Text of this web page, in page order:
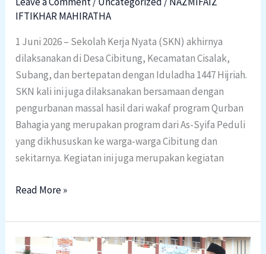
IFTIKHAR MAHIRATHA
1 Juni 2026 – Sekolah Kerja Nyata (SKN) akhirnya
dilaksanakan di Desa Cibitung, Kecamatan Cisalak,
Subang, dan bertepatan dengan Iduladha 1447 Hijriah.
SKN kali ini juga dilaksanakan bersamaan dengan
pengurbanan massal hasil dari wakaf program Qurban
Bahagia yang merupakan program dari As-Syifa Peduli
yang dikhususkan ke warga-warga Cibitung dan
sekitarnya. Kegiatan ini juga merupakan kegiatan
Cibitung
sebagai
Wujud
Kepedulian
dan
Pengabdian
kepada
Masyarakat
Read More »
Keseruan